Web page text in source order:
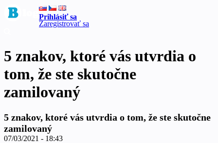
Prihlásiť sa
Zaregistrovať sa
5 znakov, ktoré vás utvrdia o
tom, že ste skutočne
zamilovaný
5 znakov, ktoré vás utvrdia o tom, že ste skutočne
zamilovaný
07/03/2021 - 18:43